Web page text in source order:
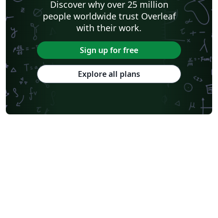
Discover why over 25 million
people worldwide trust Overleaf
with their work.
Sign up for free
Explore all plans